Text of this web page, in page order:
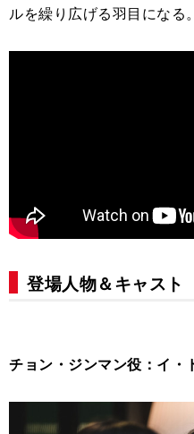
ルを繰り広げる羽目になる。
登場人物＆キャスト
チョン・ジンマン役：イ・